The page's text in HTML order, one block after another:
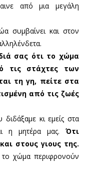
από μια μεγάλη
συμβαίνει και στον
σας ότι το χώμα
τις στάχτες των
τη γη, πείτε στα
από τις ζωές
κι εμείς στα
η μητέρα μας. Ότι
στους γιους της.
χώμα περιφρονούν